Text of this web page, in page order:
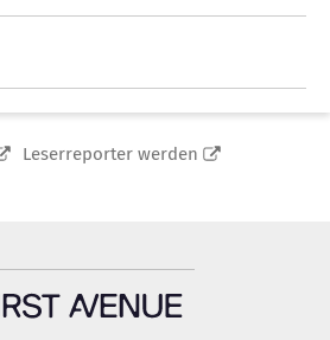
Leserreporter werden